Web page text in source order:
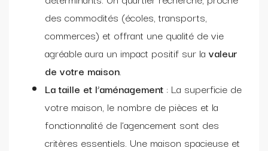
des commodités (écoles, transports,
commerces) et offrant une qualité de vie
agréable aura un impact positif sur la valeur
de votre maison.
La taille et l’aménagement : La superficie de
votre maison, le nombre de pièces et la
fonctionnalité de l’agencement sont des
critères essentiels. Une maison spacieuse et